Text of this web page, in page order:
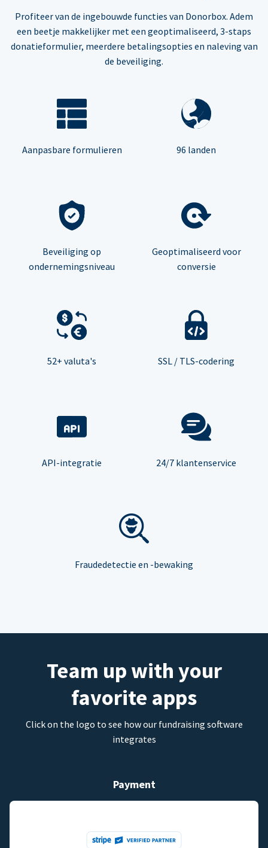
Profiteer van de ingebouwde functies van Donorbox. Adem
een beetje makkelijker met een geoptimaliseerd, 3-staps
donatieformulier, meerdere betalingsopties en naleving van
de beveiliging.
Aanpasbare formulieren 96 landen
Beveiliging op
ondernemingsniveau
Geoptimaliseerd voor
conversie
52+ valuta's SSL / TLS-codering
API-integratie 24/7 klantenservice
Fraudedetectie en -bewaking
Team up with your
favorite apps
Click on the logo to see how our fundraising software
integrates
Payment